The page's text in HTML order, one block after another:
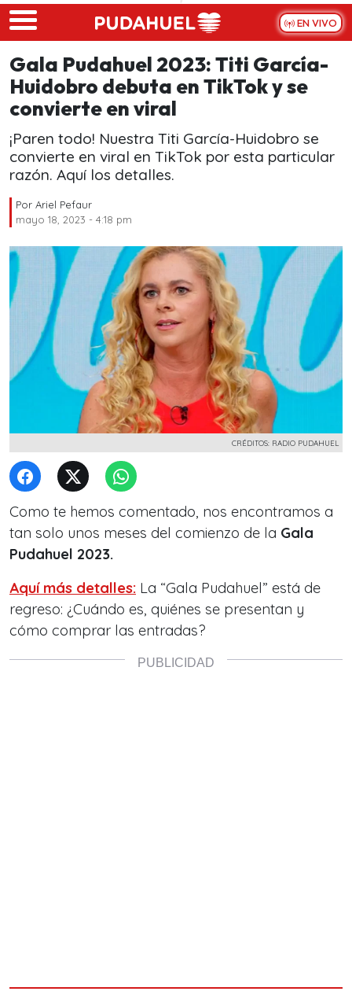
Skip to main content
EN VIVO
Gala Pudahuel 2023: Titi García-
Huidobro debuta en TikTok y se
convierte en viral
¡Paren todo! Nuestra Titi García-Huidobro se
convierte en viral en TikTok por esta particular
razón. Aquí los detalles.
Por Ariel Pefaur
mayo 18, 2023 - 4:18 pm
CRÉDITOS: RADIO PUDAHUEL
Como te hemos comentado, nos encontramos a
tan solo unos meses del comienzo de la Gala
Pudahuel 2023.
Aquí más detalles: La “Gala Pudahuel” está de
regreso: ¿Cuándo es, quiénes se presentan y
cómo comprar las entradas?